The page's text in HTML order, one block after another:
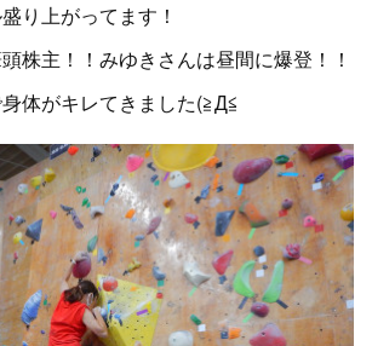
り上がってます！
株主！！みゆきさんは昼間に爆登！！
体がキレてきました(≧Д≦